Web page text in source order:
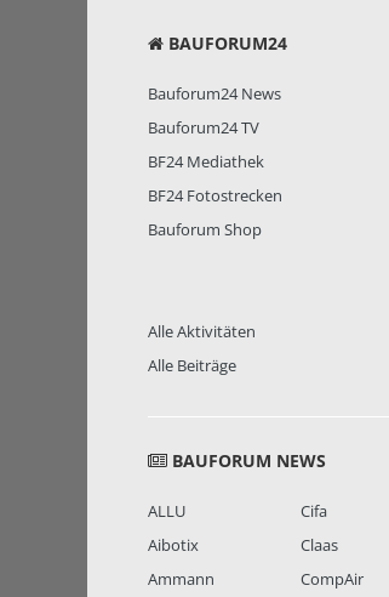
BAUFORUM24
Bauforum24 News
Bauforum24 TV
BF24 Mediathek
BF24 Fotostrecken
Bauforum Shop
Alle Aktivitäten
Alle Beiträge
BAUFORUM NEWS
ALLU
Aibotix
Ammann
Cifa
Claas
CompAir